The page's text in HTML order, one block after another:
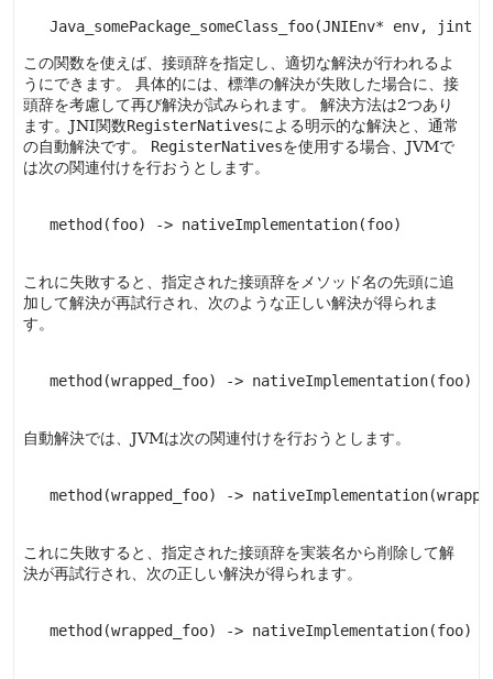
Java_somePackage_someClass_foo(JNIEnv* env, jint
この関数を使えば、接頭辞を指定し、適切な解決が行われるよ
うにできます。
具体的には、標準の解決が失敗した場合に、接
頭辞を考慮して再び解決が試みられます。
解決方法は2つあり
ます。JNI関数RegisterNativesによる明示的な解決と、通常
の自動解決です。
RegisterNativesを使用する場合、JVMで
は次の関連付けを行おうとします。
   method(foo) -> nativeImplementation(foo)
これに失敗すると、指定された接頭辞をメソッド名の先頭に追
加して解決が再試行され、次のような正しい解決が得られま
す。
   method(wrapped_foo) -> nativeImplementation(foo)
自動解決では、JVMは次の関連付けを行おうとします。
method(wrapped_foo) ->
これに失敗すると、指定された接頭辞を実装名から削除して解
決が再試行され、次の正しい解決が得られます。
   method(wrapped_foo) -> nativeImplementation(foo)